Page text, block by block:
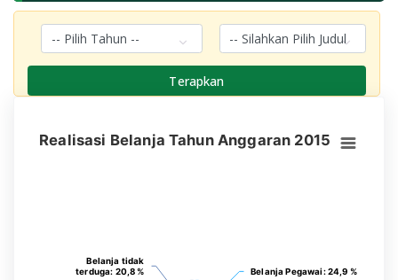
Terapkan
Realisasi Belanja Tahun Anggaran 2015
Belanja Pegawai: 24,9 %
Belanja Pegawai: 24,9 %
Belanja tidak
terduga: 20,8 %
Belanja tidak
terduga: 20,8 %